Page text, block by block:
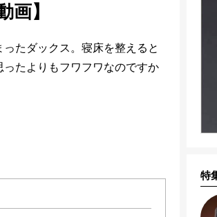
】
たダックス。寝床を整えると
たよりもフワフワなのですか
特